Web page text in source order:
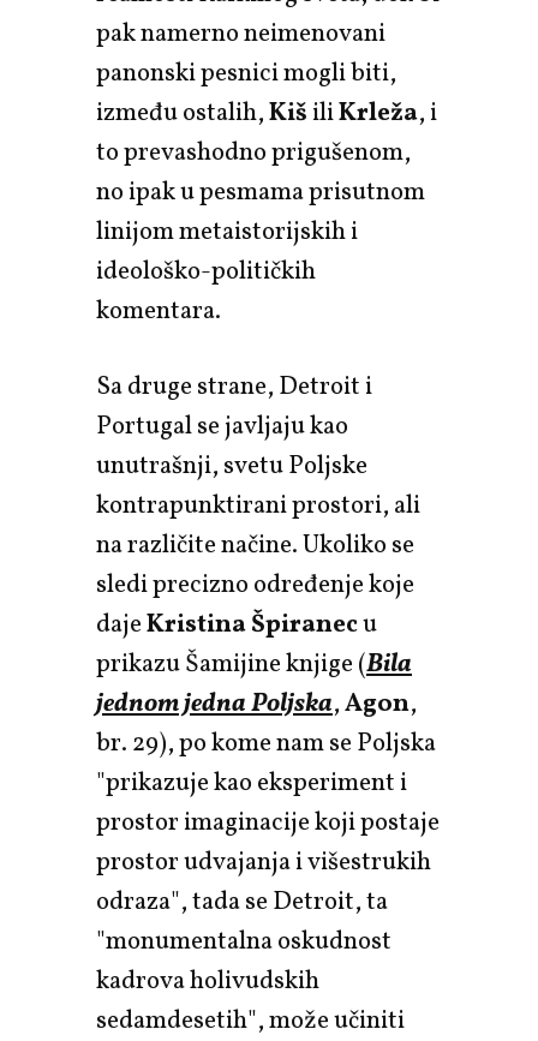
pak namerno neimenovani
panonski pesnici mogli biti,
između ostalih,Kiš iliKrleža, i
to prevashodno prigušenom,
no ipak u pesmama prisutnom
linijom metaistorijskih i
ideološko-političkih
komentara.
Sa druge strane, Detroit i
Portugal se javljaju kao
unutrašnji, svetu Poljske
kontrapunktirani prostori, ali
na različite načine. Ukoliko se
sledi precizno određenje koje
dajeKristina Špiranecu
prikazu Šamijine knjige (Bila
jednom jedna Poljska,Agon,
br. 29), po kome nam se Poljska
"prikazuje kao eksperiment i
prostor imaginacije koji postaje
prostor udvajanja i višestrukih
odraza", tada se Detroit, ta
"monumentalna oskudnost
kadrova holivudskih
sedamdesetih", može učiniti